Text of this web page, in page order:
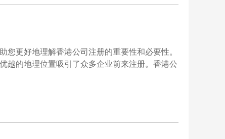
更好地理解香港公司注册的重要性和必要性。
越的地理位置吸引了众多企业前来注册。香港公